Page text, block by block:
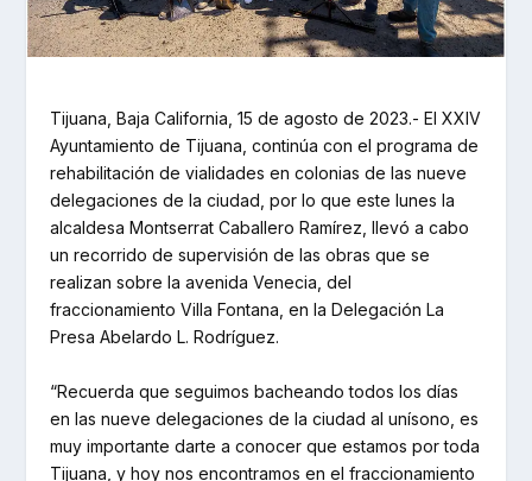
Tijuana, Baja California, 15 de agosto de 2023.- El XXIV
Ayuntamiento de Tijuana, continúa con el programa de
rehabilitación de vialidades en colonias de las nueve
delegaciones de la ciudad, por lo que este lunes la
alcaldesa Montserrat Caballero Ramírez, llevó a cabo
un recorrido de supervisión de las obras que se
realizan sobre la avenida Venecia, del
fraccionamiento Villa Fontana, en la Delegación La
Presa Abelardo L. Rodríguez.
“Recuerda que seguimos bacheando todos los días
en las nueve delegaciones de la ciudad al unísono, es
muy importante darte a conocer que estamos por toda
Tijuana, y hoy nos encontramos en el fraccionamiento